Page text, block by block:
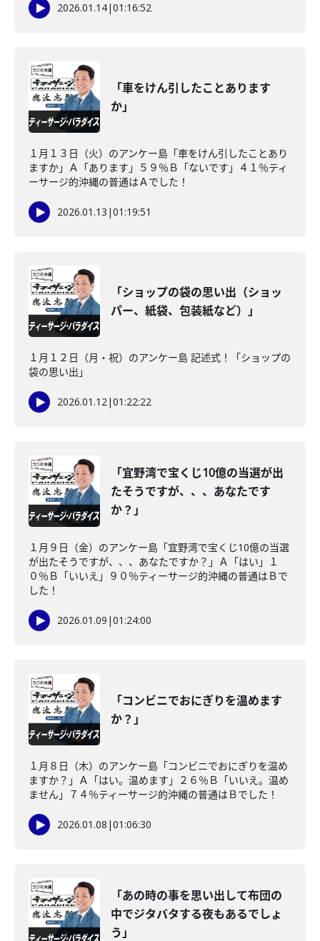
2026.01.14|01:16:52
「車をけん引したことあります
か」
１月１３日（火）のアンケー島「車をけん引したことあり
ますか」Ａ「あります」５９％Ｂ「ないです」４１％ティ
ーサージ的沖縄の普通はＡでした！
2026.01.13 |01:19:51
「ショップの袋の思い出（ショッ
パー、紙袋、包装紙など）」
１月１２日（月・祝）のアンケー島 記述式！「ショップの
袋の思い出」
2026.01.12|01:22:22
「宜野湾で宝くじ10億の当選が出
たそうですが、、、あなたです
か？」
１月９日（金）のアンケー島「宜野湾で宝くじ10億の当選
が出たそうですが、、、あなたですか？」Ａ「はい」１
０％Ｂ「いいえ」９０％ティーサージ的沖縄の普通はＢで
した！
2026.01.09 |01:24:00
「コンビニでおにぎりを温めます
か？」
１月８日（木）のアンケー島「コンビニでおにぎりを温め
ますか？」Ａ「はい。温めます」２６％Ｂ「いいえ。温め
ません」７４％ティーサージ的沖縄の普通はＢでした！
2026.01.08 |01:06:30
「あの時の事を思い出して布団の
中でジタバタする夜もあるでしょ
う」